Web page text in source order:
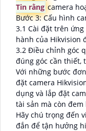
Tin rằng camera
Bước 3: Cấu hình
3.1 Cài đặt trên
hành của Hikvision
3.2 Điều chỉnh góc
đúng góc cần thiết,
Với những bước
đặt camera
dụng và lắp đặt
tài sản mà còn
Hãy chú trọng đến
đắn để tận hưởng